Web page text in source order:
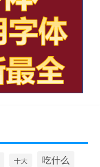
十大 吃什么